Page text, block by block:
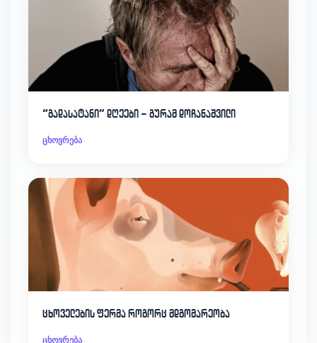
“გადასატანი” დღეები – გურამ დოჩანაშვილი
ცხოვრება
ცხოველების ფერმა როგორც მდგომარეობა
ცხოვრება